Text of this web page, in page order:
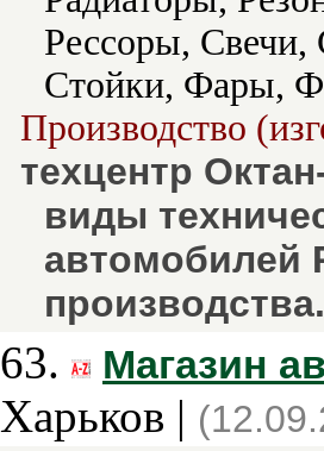
Рессоры, Свечи,
Стойки, Фары,
Производство
техцентр
виды
автомобилей
63. Магазин
Харьков |